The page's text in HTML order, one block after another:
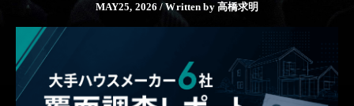
MAY25, 2026 / Written by 高橋求明